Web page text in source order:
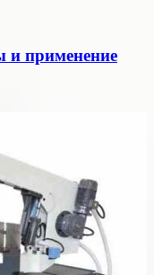
и применение